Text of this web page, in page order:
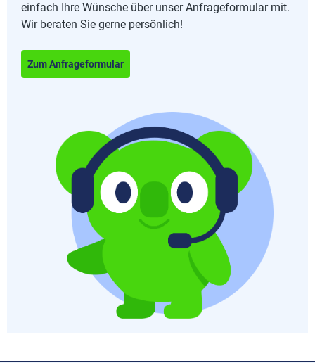
einfach Ihre Wünsche über unser Anfrageformular mit.
Wir beraten Sie gerne persönlich!
Zum Anfrageformular